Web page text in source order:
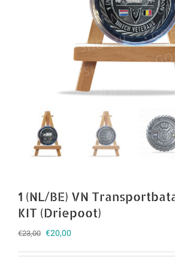
1 (NL/BE) VN
KIT (Driepoot)
€23,00 Oorspronkelijke
was:
€20,00
is: